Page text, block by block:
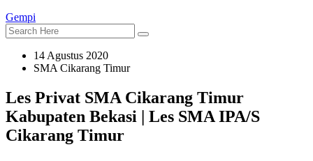
Gempi
14 Agustus 2020
SMA Cikarang Timur
Les Privat SMA Cikarang Timur
Kabupaten Bekasi | Les SMA IPA/S
Cikarang Timur